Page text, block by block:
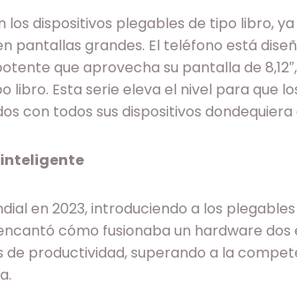
los dispositivos plegables de tipo libro,
pantallas grandes. El teléfono está
que aprovecha su pantalla de
libro. Esta serie eleva el nivel para que
con todos sus dispositivos dondequiera
inteligente
en 2023, introduciendo a los
cómo fusionaba un hardware dos
productividad, superando a la